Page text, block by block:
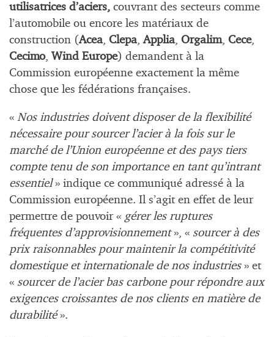
utilisatrices d’aciers, couvrant des secteurs comme
l’automobile ou encore les matériaux de
construction (Acea Clepa Applia Orgalim, Cece,
Cecimo, Wind Europe) demandent à la
Commission européenne exactement la même
chose que les fédérations françaises.
« Nos industries doivent disposer de la flexibilité
nécessaire pour sourcer l’acier à la fois sur le
marché de l’Union européenne et des pays tiers
compte tenu de son importance en tant qu’intrant
essentiel» indique ce communiqué adressé à la
Commission européenne. Il s’agit en effet de leur
permettre de pouvoir « gérer les ruptures
fréquentes d’approvisionnement», « sourcer à des
prix raisonnables pour maintenir la compétitivité
domestique et internationale de nos industries» et
« sourcer de l’acier bas carbone pour répondre aux
exigences croissantes de nos clients en matière de
durabilité».